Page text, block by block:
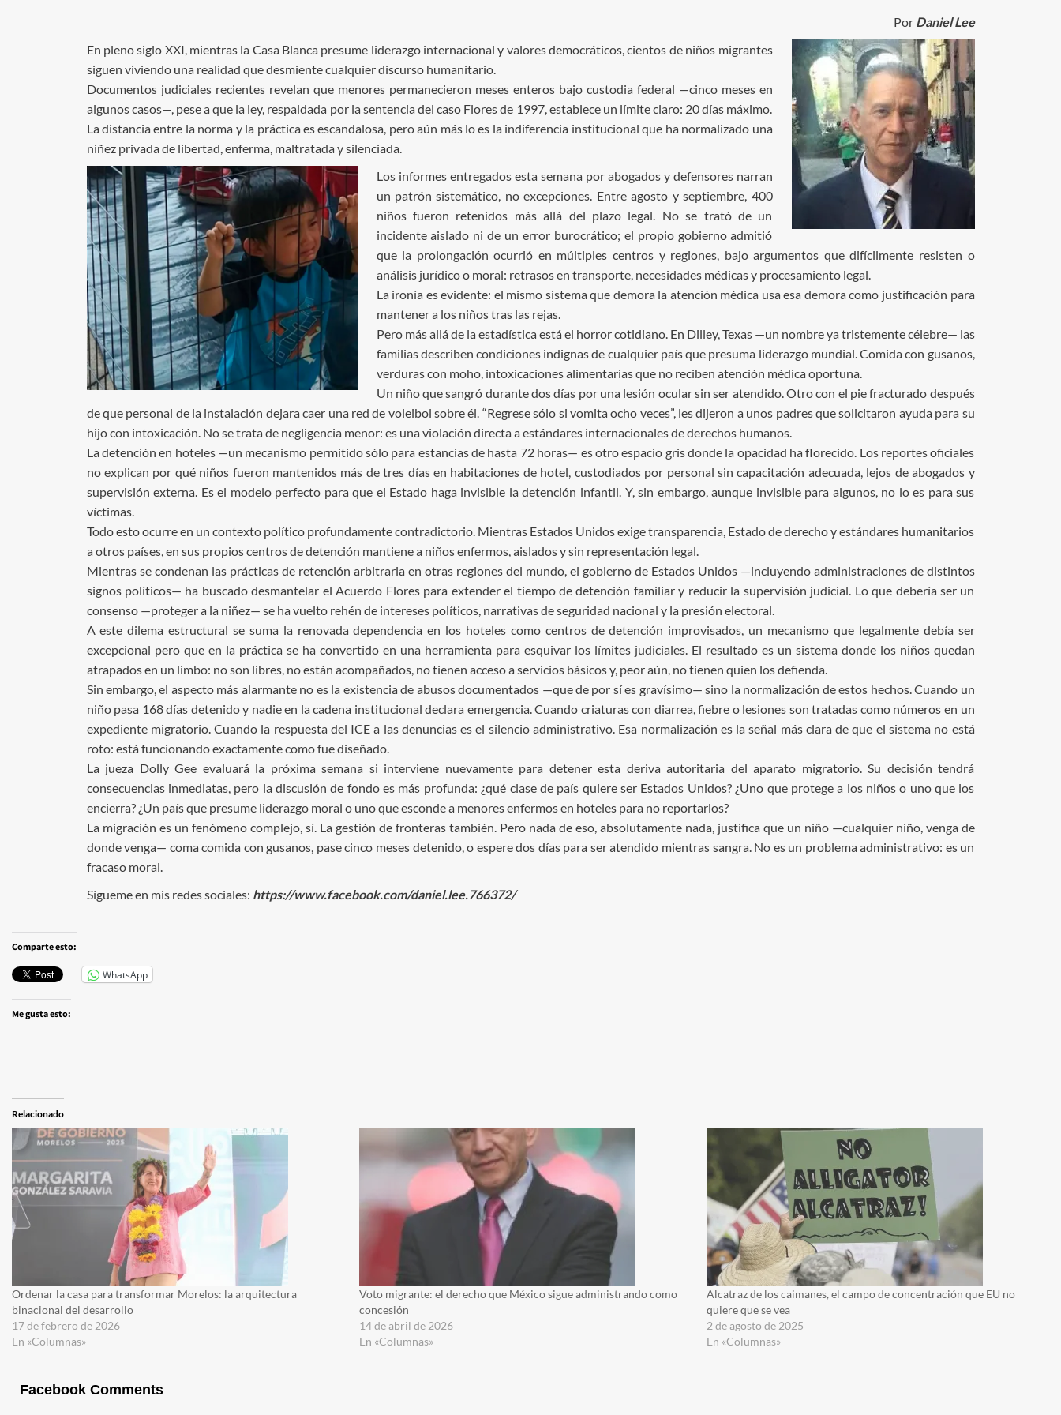
Por Daniel Lee
En pleno siglo XXI, mientras la Casa Blanca presume liderazgo internacional y valores democráticos, cientos de niños migrantes
siguen viviendo una realidad que desmiente cualquier discurso humanitario.
Documentos judiciales recientes revelan que menores permanecieron meses enteros bajo custodia federal —cinco meses en
algunos casos—, pese a que la ley, respaldada por la sentencia del caso Flores de 1997, establece un límite claro: 20 días máximo.
La distancia entre la norma y la práctica es escandalosa, pero aún más lo es la indiferencia institucional que ha normalizado una
niñez privada de libertad, enferma, maltratada y silenciada.
Los informes entregados esta semana por abogados y defensores narran
un patrón sistemático, no excepciones. Entre agosto y septiembre, 400
niños fueron retenidos más allá del plazo legal. No se trató de un
incidente aislado ni de un error burocrático; el propio gobierno admitió
que la prolongación ocurrió en múltiples centros y regiones, bajo argumentos que difícilmente resisten o
análisis jurídico o moral: retrasos en transporte, necesidades médicas y procesamiento legal.
La ironía es evidente: el mismo sistema que demora la atención médica usa esa demora como justificación para
mantener a los niños tras las rejas.
Pero más allá de la estadística está el horror cotidiano. En Dilley, Texas —un nombre ya tristemente célebre— las
familias describen condiciones indignas de cualquier país que presuma liderazgo mundial. Comida con gusanos,
verduras con moho, intoxicaciones alimentarias que no reciben atención médica oportuna.
Un niño que sangró durante dos días por una lesión ocular sin ser atendido. Otro con el pie fracturado después
de que personal de la instalación dejara caer una red de voleibol sobre él. “Regrese sólo si vomita ocho veces”, les dijeron a unos padres que solicitaron ayuda para su
hijo con intoxicación. No se trata de negligencia menor: es una violación directa a estándares internacionales de derechos humanos.
La detención en hoteles —un mecanismo permitido sólo para estancias de hasta 72 horas— es otro espacio gris donde la opacidad ha florecido. Los reportes oficiales
no explican por qué niños fueron mantenidos más de tres días en habitaciones de hotel, custodiados por personal sin capacitación adecuada, lejos de abogados y
supervisión externa. Es el modelo perfecto para que el Estado haga invisible la detención infantil. Y, sin embargo, aunque invisible para algunos, no lo es para sus
víctimas.
Todo esto ocurre en un contexto político profundamente contradictorio. Mientras Estados Unidos exige transparencia, Estado de derecho y estándares humanitarios
a otros países, en sus propios centros de detención mantiene a niños enfermos, aislados y sin representación legal.
Mientras se condenan las prácticas de retención arbitraria en otras regiones del mundo, el gobierno de Estados Unidos —incluyendo administraciones de distintos
signos políticos— ha buscado desmantelar el Acuerdo Flores para extender el tiempo de detención familiar y reducir la supervisión judicial. Lo que debería ser un
consenso —proteger a la niñez— se ha vuelto rehén de intereses políticos, narrativas de seguridad nacional y la presión electoral.
A este dilema estructural se suma la renovada dependencia en los hoteles como centros de detención improvisados, un mecanismo que legalmente debía ser
excepcional pero que en la práctica se ha convertido en una herramienta para esquivar los límites judiciales. El resultado es un sistema donde los niños quedan
atrapados en un limbo: no son libres, no están acompañados, no tienen acceso a servicios básicos y, peor aún, no tienen quien los defienda.
Sin embargo, el aspecto más alarmante no es la existencia de abusos documentados —que de por sí es gravísimo— sino la normalización de estos hechos. Cuando un
niño pasa 168 días detenido y nadie en la cadena institucional declara emergencia. Cuando criaturas con diarrea, fiebre o lesiones son tratadas como números en un
expediente migratorio. Cuando la respuesta del ICE a las denuncias es el silencio administrativo. Esa normalización es la señal más clara de que el sistema no está
roto: está funcionando exactamente como fue diseñado.
La jueza Dolly Gee evaluará la próxima semana si interviene nuevamente para detener esta deriva autoritaria del aparato migratorio. Su decisión tendrá
consecuencias inmediatas, pero la discusión de fondo es más profunda: ¿qué clase de país quiere ser Estados Unidos? ¿Uno que protege a los niños o uno que los
encierra? ¿Un país que presume liderazgo moral o uno que esconde a menores enfermos en hoteles para no reportarlos?
La migración es un fenómeno complejo, sí. La gestión de fronteras también. Pero nada de eso, absolutamente nada, justifica que un niño —cualquier niño, venga de
donde venga— coma comida con gusanos, pase cinco meses detenido, o espere dos días para ser atendido mientras sangra. No es un problema administrativo: es un
fracaso moral.
Sígueme en mis redes sociales: https://www.facebook.com/daniel.lee.766372/
Comparte esto:
WhatsApp
Me gusta esto:
Relacionado
Ordenar la casa para transformar Morelos: la arquitectura
binacional del desarrollo
17 de febrero de 2026
En «Columnas»
Voto migrante: el derecho que México sigue administrando como
concesión
14 de abril de 2026
En «Columnas»
Alcatraz de los caimanes, el campo de concentración que EU no
quiere que se vea
2 de agosto de 2025
En «Columnas»
Facebook Comments